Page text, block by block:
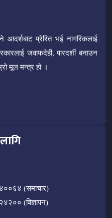
आदर्शबाट प्रेरित भई नागरिकलाई
जवाफदेही, पारदर्शी बनाउन
मूल मन्त्र हो ।
(समाचार)
(विज्ञापन)